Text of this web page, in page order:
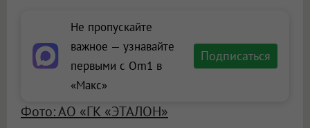
Не пропускайте
важное — узнавайте
первыми с Om1 в
«Макс»
Подписаться
Фото: АО «ГК «ЭТАЛОН»